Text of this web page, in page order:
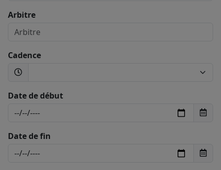
Arbitre
Cadence
Date de début
Date de fin